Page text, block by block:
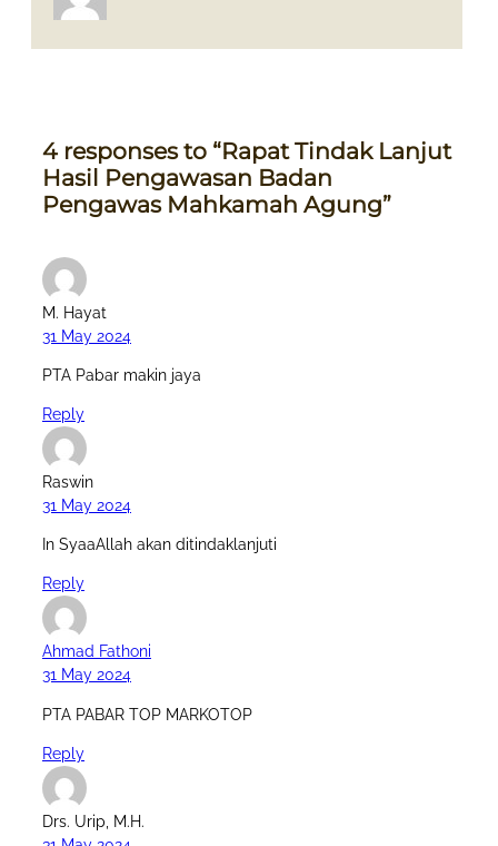
4 responses to “Rapat Tindak Lanjut
Hasil Pengawasan Badan
Pengawas Mahkamah Agung”
M. Hayat
31 May 2024
PTA Pabar makin jaya
Reply
Raswin
31 May 2024
In SyaaAllah akan ditindaklanjuti
Reply
Ahmad Fathoni
31 May 2024
PTA PABAR TOP MARKOTOP
Reply
Drs. Urip, M.H.